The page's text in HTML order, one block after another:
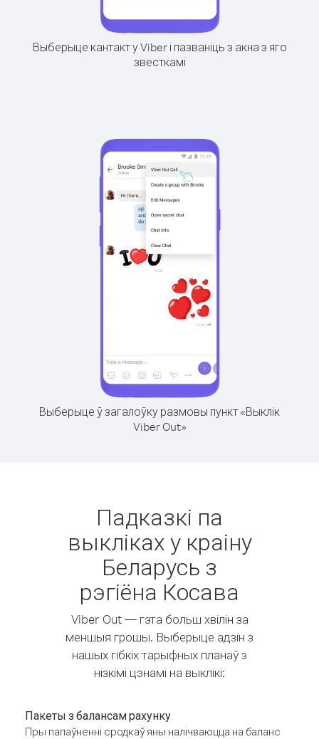
Выберыце кантакт у Viber і пазваніць з акна з яго
звесткамі
Выберыце ў загалоўку размовы пункт «Выклік
Viber Out»
Падказкі па
выкліках у краіну
Беларусь з
рэгіёна Косава
Viber Out — гэта больш хвілін за
меншыя грошы. Выберыце адзін з
нашых гібкіх тарыфных планаў з
нізкімі цэнамі на выклікі:
Пакеты з балансам рахунку
Пры папаўненні сродкаў яны налічваюцца на баланс